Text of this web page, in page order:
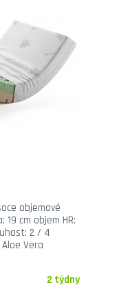
objemové
19 cm objem HR:
2 / 4
Vera
2 týdny